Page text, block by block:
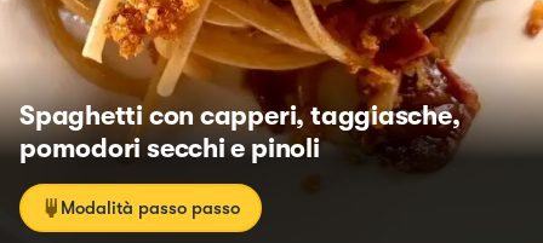
Spaghetti con capperi, taggiasche,
pomodori secchi e pinoli
Modalità passo passo